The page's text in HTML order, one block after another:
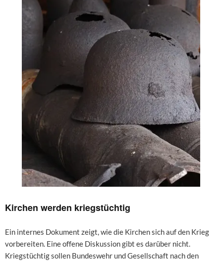
Kirchen werden kriegstüchtig
Ein internes Dokument zeigt, wie die Kirchen sich auf den Krieg
vorbereiten. Eine offene Diskussion gibt es darüber nicht.
Kriegstüchtig sollen Bundeswehr und Gesellschaft nach den